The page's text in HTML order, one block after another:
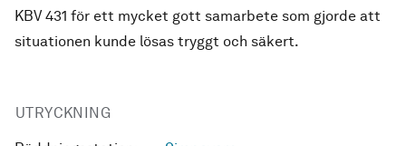
KBV 431 för ett mycket gott samarbete som gjorde att
situationen kunde lösas tryggt och säkert.
UTRYCKNING